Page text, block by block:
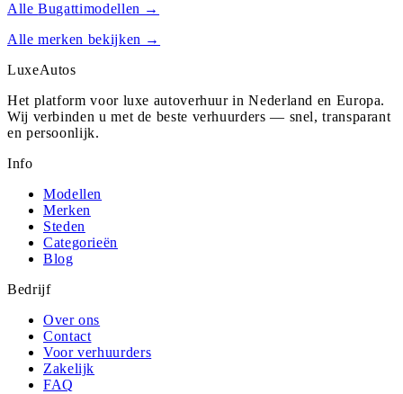
AlleBugattimodellen →
Alle merken bekijken →
LuxeAutos
Het platform voor luxe autoverhuur in Nederland en Europa.
Wij verbinden u met de beste verhuurders — snel, transparant
en persoonlijk.
Info
Modellen
Merken
Steden
Categorieën
Blog
Bedrijf
Over ons
Contact
Voor verhuurders
Zakelijk
FAQ